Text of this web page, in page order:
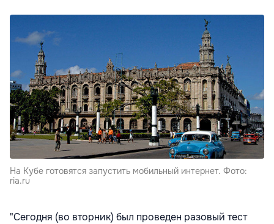
На Кубе готовятся запустить мобильный интернет. Фото:
ria.ru
"Сегодня (во вторник) был проведен разовый тест